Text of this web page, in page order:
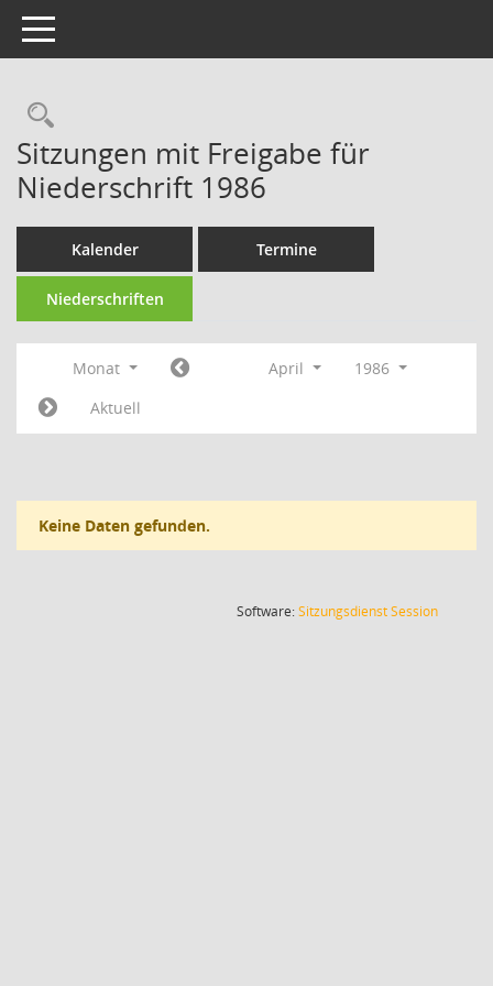
Toggle navigation
Rechercheauswahl
Sitzungen mit Freigabe für
Niederschrift 1986
Kalender Termine
Niederschriften
Monat April
1986
Aktuell
Keine Daten gefunden.
Software:SitzungsdienstSession(Wird in